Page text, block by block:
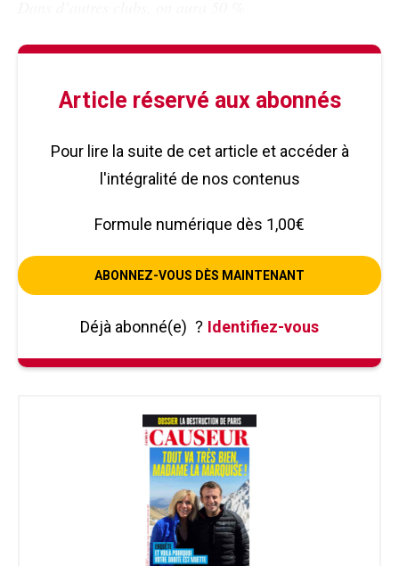
Article réservé aux abonnés
Pour lire la suite de cet article et accéder à
l'intégralité de nos contenus
Formule numérique dès 1,00€
ABONNEZ-VOUS DÈS MAINTENANT
Déjà abonné(e) ? Identifiez-vous